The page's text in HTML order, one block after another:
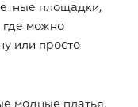
площадки,
где можно
или просто
модные платья,